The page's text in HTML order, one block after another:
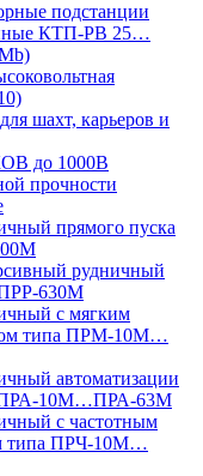
подстанции
КТП-РВ 25…
шахт, карьеров и
до 1000В
прочности
прямого пуска
рудничный
630М
с мягким
типа ПРМ-10М…
автоматизации
ПРА-10М…ПРА-63М
с частотным
типа ПРЧ-10М…